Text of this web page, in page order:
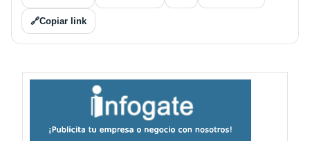
🔗Copiar link